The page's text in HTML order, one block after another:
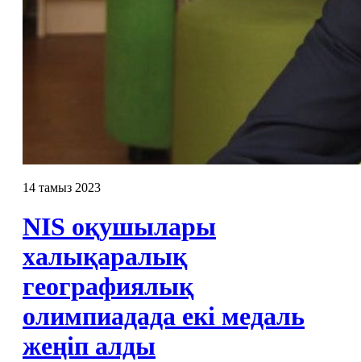
14 тамыз 2023
NIS оқушылары
халықаралық
географиялық
олимпиадада екі медаль
жеңіп алды